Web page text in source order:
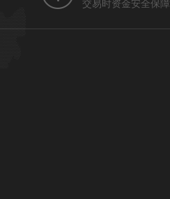
交易时资金安全保障